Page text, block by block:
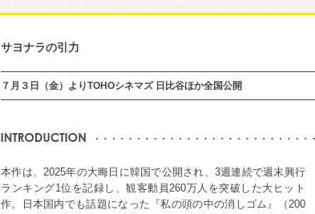
サヨナラの引力
７月３日（金）よりTOHOシネマズ 日比谷ほか全国公開
本作は、2025年の大晦日に韓国で公開され、3週連続で週末興行
ランキング1位を記録し、観客動員260万人を突破した大ヒット
作。日本国内でも話題になった『私の頭の中の消しゴム』（200